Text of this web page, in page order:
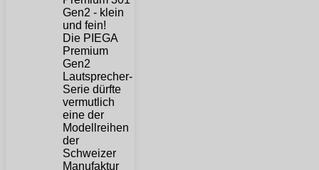
Die PIEGA
Premium
Gen2
Lautsprecher-
Serie dürfte
vermutlich
eine der
Modellreihen
der
Schweizer
Manufaktur